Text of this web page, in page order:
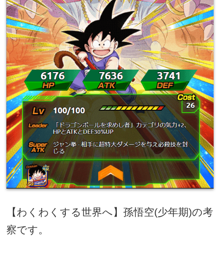
【わくわくする世界へ】孫悟空(少年期)の考
察です。